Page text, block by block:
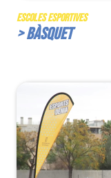
Escoles Esportives
> Bàsquet